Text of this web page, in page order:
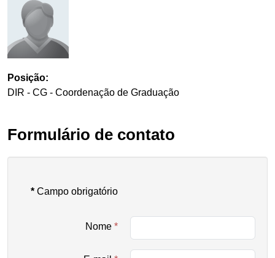
Posição:
DIR - CG - Coordenação de Graduação
Formulário de contato
* Campo obrigatório
Nome *